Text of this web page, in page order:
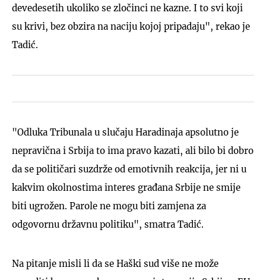
devedesetih ukoliko se zločinci ne kazne. I to svi koji
su krivi, bez obzira na naciju kojoj pripadaju", rekao je
Tadić.
"Odluka Tribunala u slučaju Haradinaja apsolutno je
nepravična i Srbija to ima pravo kazati, ali bilo bi dobro
da se političari suzdrže od emotivnih reakcija, jer ni u
kakvim okolnostima interes građana Srbije ne smije
biti ugrožen. Parole ne mogu biti zamjena za
odgovornu državnu politiku", smatra Tadić.
Na pitanje misli li da se Haški sud više ne može